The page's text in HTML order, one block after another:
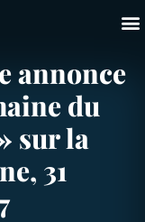
annonce
du
sur la
31